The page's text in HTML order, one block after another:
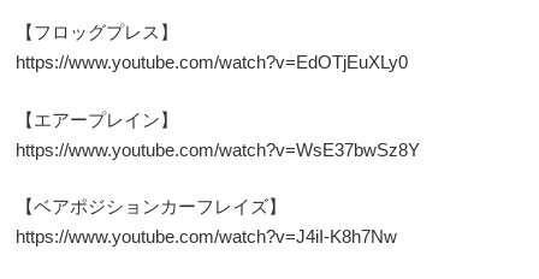
【フロッグプレス】
https://www.youtube.com/watch?v=EdOTjEuXLy0
【エアープレイン】
https://www.youtube.com/watch?v=WsE37bwSz8Y
【ベアポジションカーフレイズ】
https://www.youtube.com/watch?v=J4iI-K8h7Nw